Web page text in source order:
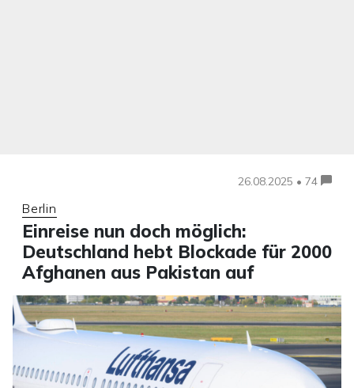
26.08.2025 • 74
Berlin
Einreise nun doch möglich:
Deutschland hebt Blockade für 2000
Afghanen aus Pakistan auf